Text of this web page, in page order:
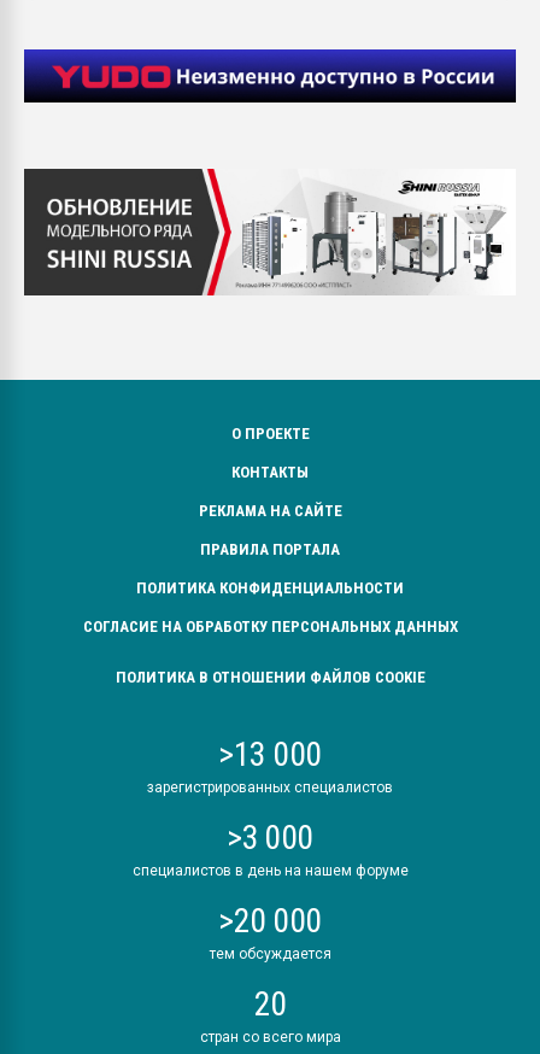
О ПРОЕКТЕ
КОНТАКТЫ
РЕКЛАМА НА САЙТЕ
ПРАВИЛА ПОРТАЛА
ПОЛИТИКА КОНФИДЕНЦИАЛЬНОСТИ
СОГЛАСИЕ НА ОБРАБОТКУ ПЕРСОНАЛЬНЫХ ДАННЫХ
ПОЛИТИКА В ОТНОШЕНИИ ФАЙЛОВ COOKIE
>13 000
зарегистрированных специалистов
>3 000
специалистов в день на нашем форуме
>20 000
тем обсуждается
20
стран со всего мира